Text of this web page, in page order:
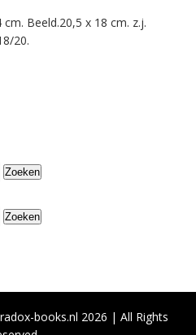
Beeld.20,5 x 18 cm. z.j.
20.
Zoeken
Zoeken
books.nl 2026 | All Rights